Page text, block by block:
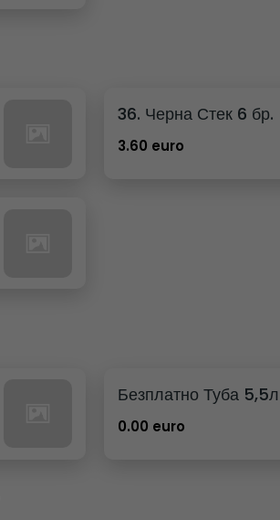
36. Черна Стек 6 бр.
3.60 euro
Безплатно Туба 5,5л
0.00 euro